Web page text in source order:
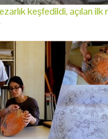
keşfedildi, açılan ilk